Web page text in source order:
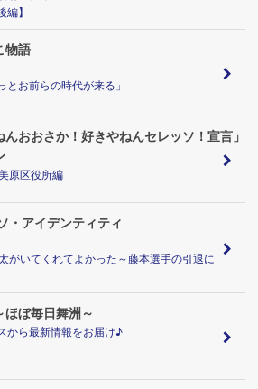
】
物語
とお前らの時代が来る」
んおおさか！好きやねんセレッソ！宣言」
原区役所編
・アイデンティティ
がいてくれてよかった～藤本選手の引退に
ほぼ毎日舞洲～
から最新情報をお届け♪